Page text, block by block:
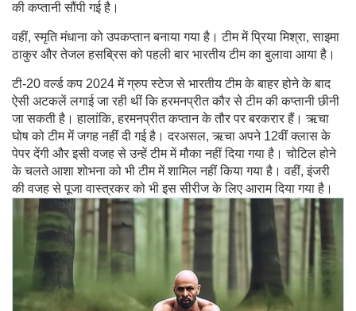
की कप्तानी सौंपी गई है।
वहीं, स्मृति मंधाना को उपकप्तान बनाया गया है। टीम में प्रिया मिश्रा, साइमा
ठाकुर और तेजल हसब्रिस को पहली बार भारतीय टीम का बुलावा आया है।
टी-20 वर्ल्ड कप 2024 में ग्रुप स्टेज से भारतीय टीम के बाहर होने के बाद
ऐसी अटकलें लगाई जा रही थीं कि हरमनप्रीत कौर से टीम की कप्तानी छीनी
जा सकती है। हालांकि, हरमनप्रीत कप्तान के तौर पर बरकरार हैं। ऋचा
घोष को टीम में जगह नहीं दी गई है। दरअसल, ऋचा अपने 12वीं क्लास के
पेपर देंगी और इसी वजह से उन्हें टीम में मौका नहीं दिया गया है। चोटिल होने
के चलते आशा शोभना को भी टीम में शामिल नहीं किया गया है। वहीं, इंजरी
की वजह से पूजा वास्त्रकर को भी इस सीरीज के लिए आराम दिया गया है।